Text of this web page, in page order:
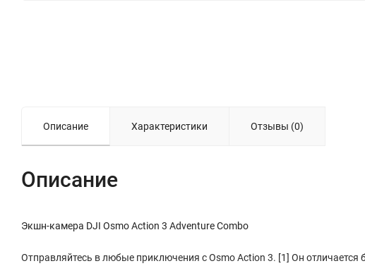
Описание Характеристики Отзывы (0)
Описание
Экшн-камера DJI Osmo Action 3 Adventure Combo
Отправляйтесь в любые приключения с Osmo Action 3. [1] Он